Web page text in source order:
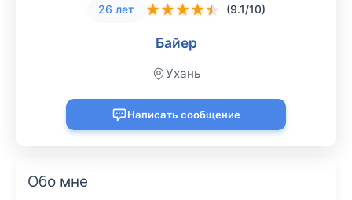
26 лет ★★★★★ (9.1/10)
Байер
Ухань
Написать сообщение
Обо мне